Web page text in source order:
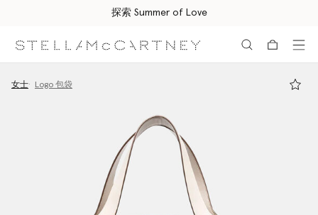
所有订单均享受免费速递服务
女士 Logo 包袋